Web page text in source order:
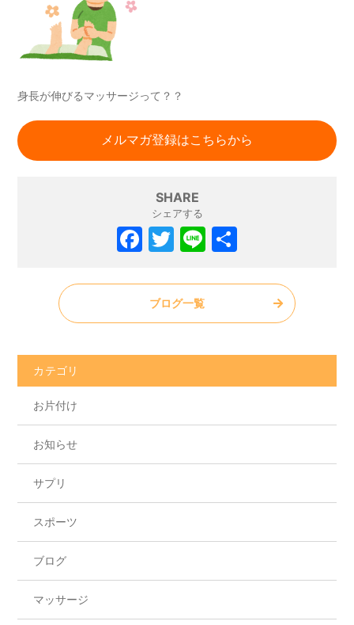
身長が伸びるマッサージって？？
メルマガ登録はこちらから
SHARE
シェアする
ブログ一覧
カテゴリ
お片付け
お知らせ
サプリ
スポーツ
ブログ
マッサージ